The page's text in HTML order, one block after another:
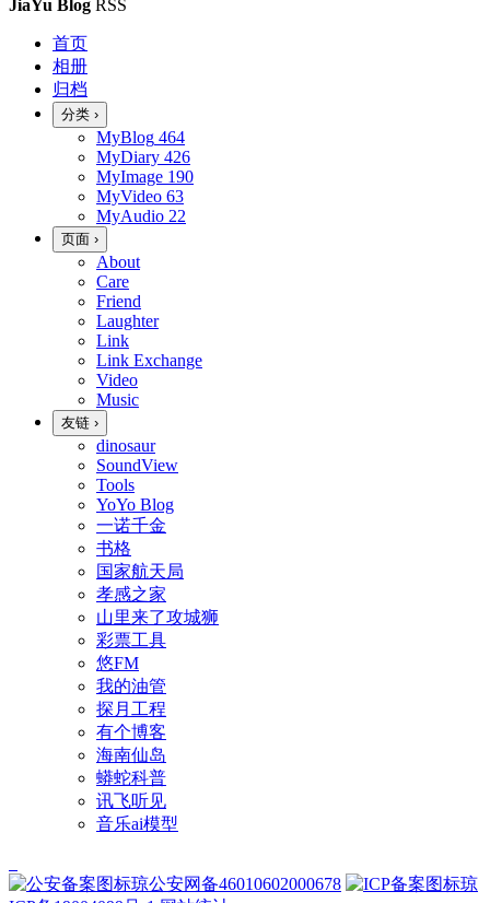
JiaYu Blog RSS
首页
相册
归档
分类 ›
MyBlog 464
MyDiary 426
MyImage 190
MyVideo 63
MyAudio 22
页面 ›
About
Care
Friend
Laughter
Link
Link Exchange
Video
Music
友链 ›
dinosaur
SoundView
Tools
YoYo Blog
一诺千金
书格
国家航天局
孝感之家
山里来了攻城狮
彩票工具
悠FM
我的油管
探月工程
有个博客
海南仙岛
蟒蛇科普
讯飞听见
音乐ai模型
琼公安网备46010602000678
琼